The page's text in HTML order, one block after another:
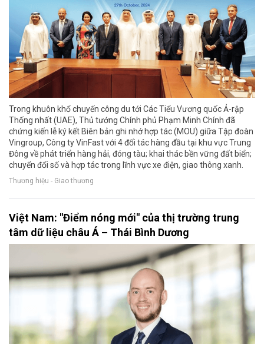
Trong khuôn khổ chuyến công du tới Các Tiểu Vương quốc Ả-rập
Thống nhất (UAE), Thủ tướng Chính phủ Phạm Minh Chính đã
chứng kiến lễ ký kết Biên bản ghi nhớ hợp tác (MOU) giữa Tập đoàn
Vingroup, Công ty VinFast với 4 đối tác hàng đầu tại khu vực Trung
Đông về phát triển hàng hải, đóng tàu; khai thác bền vững đất biển;
chuyển đổi số và hợp tác trong lĩnh vực xe điện, giao thông xanh.
Thương hiệu - Giao thương
Việt Nam: "Điểm nóng mới" của thị trường trung
tâm dữ liệu châu Á – Thái Bình Dương